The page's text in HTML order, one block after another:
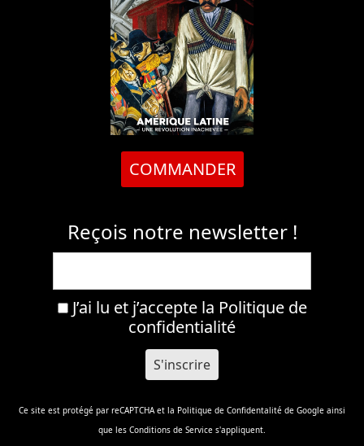
COMMANDER
Reçois notre newsletter !
J’ai lu et j’accepte la Politique de
confidentialité
Ce site est protégé par reCAPTCHA et la Politique de Confidentalité de Google ainsi
que les Conditions de Service s'appliquent.